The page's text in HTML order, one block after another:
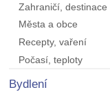
Zahraničí, destinace
Města a obce
Recepty, vaření
Počasí, teploty
Bydlení